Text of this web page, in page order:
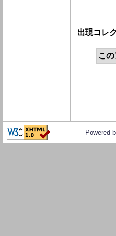
出現コレ
こ
Powered